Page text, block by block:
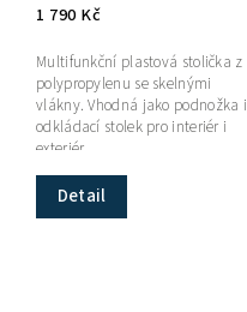
1 790 Kč
Detail
Multifunkční plastová stolička z
polypropylenu se skelnými
vlákny. Vhodná jako podnožka i
odkládací stolek pro interiér i
exteriér.